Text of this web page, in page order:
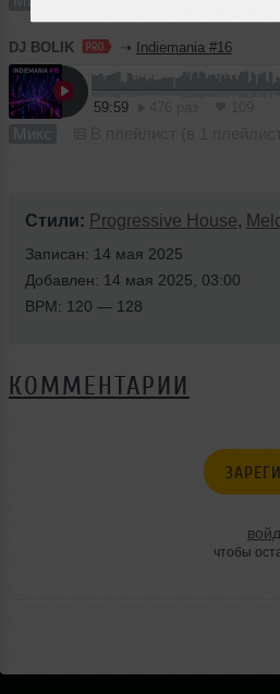
DJ BOLIK ➝ Indiemania #16
59:59
Микс
Стили: Progressive House,
Записан: 14 мая 2025
Добавлен: 14 мая 2025, 03:00
BPM: 120 — 128
КОММЕНТАРИИ
чтобы